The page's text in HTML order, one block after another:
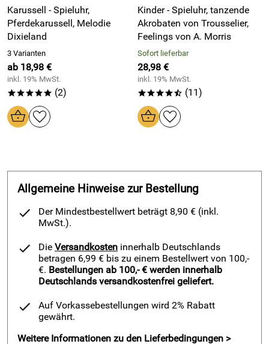
Hersteller: Mechanische Musikwerke Manufaktur GmbH,
Rheinallee 7, 65385 Rüdesheim am Rhein, info@mmm-
spieluhr.de
Ist so wie Beschriben.
Kaufdatum: 23.02.2013
Bewertungsdatum: 05.03.2013
Karussell - Spieluhr,
Pferdekarussell, Melodie
Dixieland
3 Varianten
ab 18,98 €
inkl. 19% MwSt.
***** (2)
Kinder - Spieluhr, tanzende
Akrobaten von Trousselier,
Feelings von A. Morris
Sofort lieferbar
28,98 €
inkl. 19% MwSt.
****/ (11)
Allgemeine Hinweise zur Bestellung
Der Mindestbestellwert beträgt 8,90 € (inkl.
MwSt.).
Die Versandkosten innerhalb Deutschlands
betragen 6,99 € bis zu einem Bestellwert von 100,-
€. Bestellungen ab 100,- € werden innerhalb
Deutschlands versandkostenfrei geliefert.
Auf Vorkassebestellungen wird 2% Rabatt
gewährt.
Weitere Informationen zu den Lieferbedingungen >